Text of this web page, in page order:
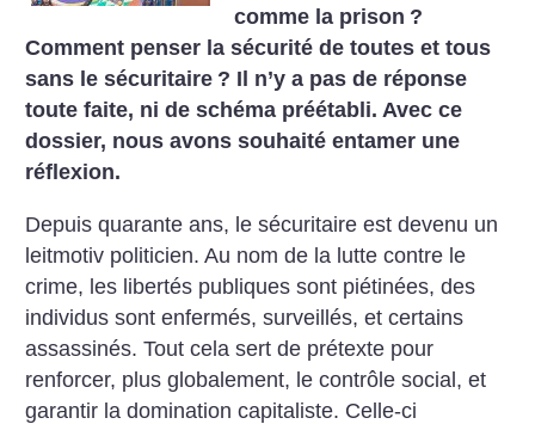
comme la prison ?
Comment penser la sécurité de toutes et tous
sans le sécuritaire ? Il n’y a pas de réponse
toute faite, ni de schéma préétabli.Avec ce
dossier, nous avons souhaité entamer une
réflexion.
Depuis quarante ans, le sécuritaire est devenu un
leitmotiv politicien. Au nom de la lutte contre le
crime, les libertés publiques sont piétinées, des
individus sont enfermés, surveillés, et certains
assas­sinés. Tout cela sert de prétexte pour
renforcer, plus globalement, le contrôle social, et
garantir la domination capitaliste. Celle-ci